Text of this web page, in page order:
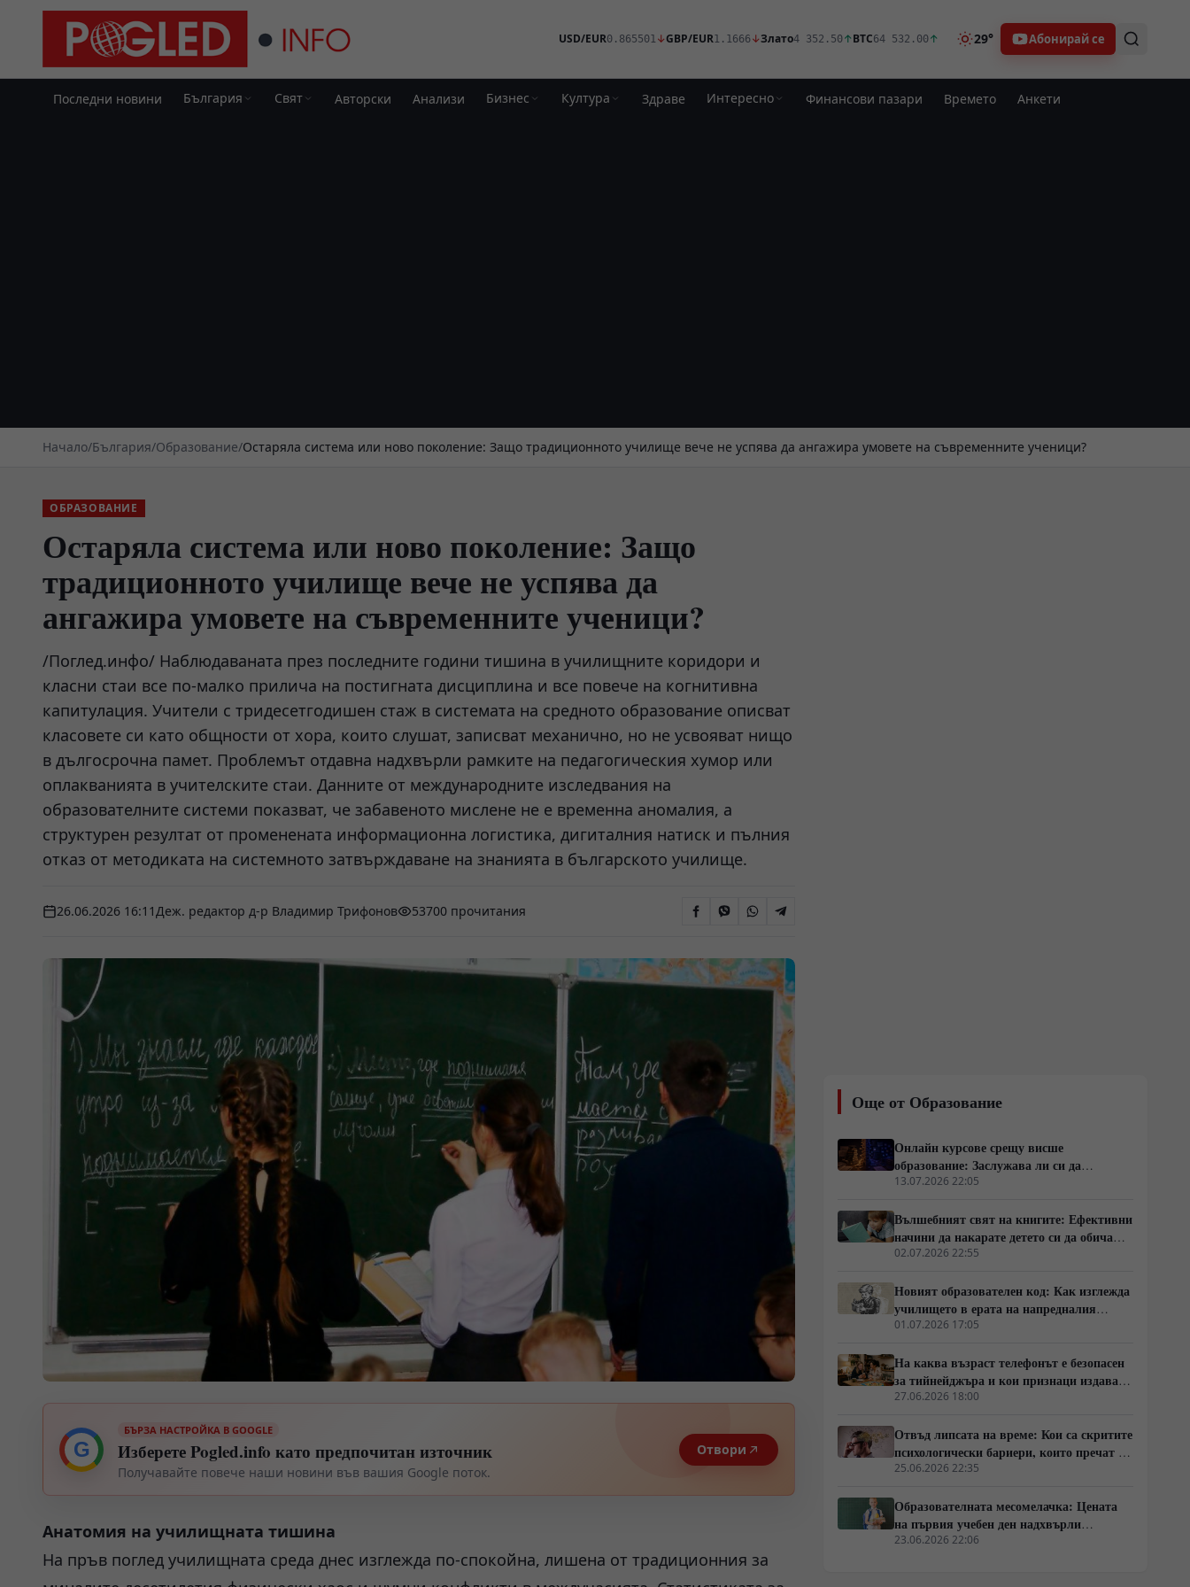
USD/EUR0.865501↓GBP/EUR1.1666↓Злато4 352.50↑BTC64 532.00↑ 29° Абонирай се
Последни новини България Свят Авторски Анализи Бизнес Култура Здраве Интересно Финансови пазари Времето Анкети
Начало/България/Образование/Остаряла система или ново поколение: Защо традиционното училище вече не успява да ангажира умовете на съвременните ученици?
ОБРАЗОВАНИЕ
Остаряла система или ново поколение: Защо
традиционното училище вече не успява да
ангажира умовете на съвременните ученици?
/Поглед.инфо/ Наблюдаваната през последните години тишина в училищните коридори и
класни стаи все по-малко прилича на постигната дисциплина и все повече на когнитивна
капитулация. Учители с тридесетгодишен стаж в системата на средното образование описват
класовете си като общности от хора, които слушат, записват механично, но не усвояват нищо
в дългосрочна памет. Проблемът отдавна надхвърли рамките на педагогическия хумор или
оплакванията в учителските стаи. Данните от международните изследвания на
образователните системи показват, че забавеното мислене не е временна аномалия, а
структурен резултат от променената информационна логистика, дигиталния натиск и пълния
отказ от методиката на системното затвърждаване на знанията в българското училище.
26.06.2026 16:11Деж. редактор д-р Владимир Трифонов 53700 прочитания
G
БЪРЗА НАСТРОЙКА В GOOGLE
Изберете Pogled.info като предпочитан източник
Получавайте повече наши новини във вашия Google поток.
Отвори
Анатомия на училищната тишина
На пръв поглед училищната среда днес изглежда по-спокойна, лишена от традиционния за
Още от Образование
Онлайн курсове срещу висше
образование: Заслужава ли си да
пропуснеш университета?
13.07.2026 22:05
Вълшебният свят на книгите: Ефективни
начини да накарате детето си да обича
четенето, без да го насилвате
02.07.2026 22:55
Новият образователен код: Как изглежда
училището в ерата на напредналия
изкуствен интелект
01.07.2026 17:05
На каква възраст телефонът е безопасен
за тийнейджъра и кои признаци издават
опасна зависимост?
27.06.2026 18:00
Отвъд липсата на време: Кои са скритите
психологически бариери, които пречат на
възрастните да учат?
25.06.2026 22:35
Образователната месомелачка: Цената
на първия учебен ден надхвърли
минималната работна заплата у нас
23.06.2026 22:06